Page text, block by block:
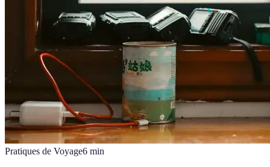
Pratiques de Voyage6 min